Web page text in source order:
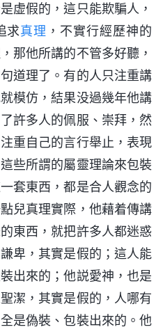
虚假的，這只能欺騙人，
求真理 ，不實行經歷神的
那他所講的不管多好聽，
道理了。有的人只注重講
模仿，結果没過幾年他講
許多人的佩服、崇拜，然
重自己的言行舉止，表現
些所謂的屬靈理論來包裝
套東西，都是合人觀念的
兒真理實際，他藉着傳講
東西，就把許多人都迷惑
卑，其實是假的；這人能
出來的；他説愛神，也是
潔，其實是假的，人哪有
是偽裝、包裝出來的。他